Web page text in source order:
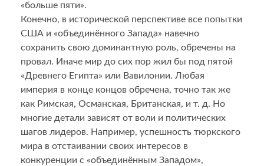
«больше пяти».
Конечно, в исторической перспективе все попытки
США и «объединённого Запада» навечно
сохранить свою доминантную роль, обречены на
провал. Иначе мир до сих пор жил бы под пятой
«Древнего Египта» или Вавилонии. Любая
империя в конце концов обречена, точно так же
как Римская, Османская, Британская, и т. д. Но
многие детали зависят от воли и политических
шагов лидеров. Например, успешность тюркского
мира в отстаивании своих интересов в
конкуренции с «объединённым Западом»,